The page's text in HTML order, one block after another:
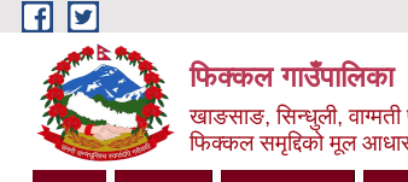
Skip to main content
फिक्कल गाउँपालिका
खाङसाङ, सिन्धुली,
फिक्कल समृद्दिको मूल